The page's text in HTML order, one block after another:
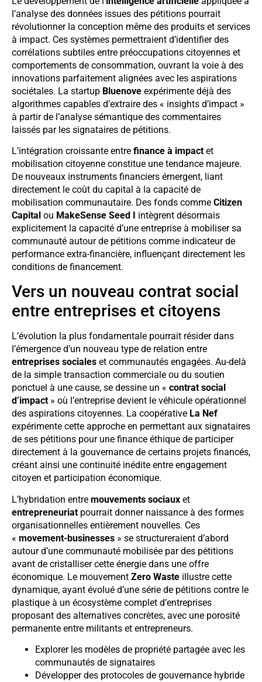
l’analyse des données issues des pétitions pourrait
révolutionner la conception même des produits et services
à impact. Ces systèmes permettraient d’identifier des
corrélations subtiles entre préoccupations citoyennes et
comportements de consommation, ouvrant la voie à des
innovations parfaitement alignées avec les aspirations
sociétales. La startup Bluenove expérimente déjà des
algorithmes capables d’extraire des « insights d’impact »
à partir de l’analyse sémantique des commentaires
laissés par les signataires de pétitions.
L’intégration croissante entre finance à impact et
mobilisation citoyenne constitue une tendance majeure.
De nouveaux instruments financiers émergent, liant
directement le coût du capital à la capacité de
mobilisation communautaire. Des fonds comme Citizen
Capital ou MakeSense Seed I intègrent désormais
explicitement la capacité d’une entreprise à mobiliser sa
communauté autour de pétitions comme indicateur de
performance extra-financière, influençant directement les
conditions de financement.
Vers un nouveau contrat social
entre entreprises et citoyens
L’évolution la plus fondamentale pourrait résider dans
l’émergence d’un nouveau type de relation entre
entreprises sociales et communautés engagées. Au-delà
de la simple transaction commerciale ou du soutien
ponctuel à une cause, se dessine un « contrat social
d’impact » où l’entreprise devient le véhicule opérationnel
des aspirations citoyennes. La coopérative La Nef
expérimente cette approche en permettant aux signataires
de ses pétitions pour une finance éthique de participer
directement à la gouvernance de certains projets financés,
créant ainsi une continuité inédite entre engagement
citoyen et participation économique.
L’hybridation entre mouvements sociaux et
entrepreneuriat pourrait donner naissance à des formes
organisationnelles entièrement nouvelles. Ces
« movement-businesses » se structureraient d’abord
autour d’une communauté mobilisée par des pétitions
avant de cristalliser cette énergie dans une offre
économique. Le mouvement Zero Waste illustre cette
dynamique, ayant évolué d’une série de pétitions contre le
plastique à un écosystème complet d’entreprises
proposant des alternatives concrètes, avec une porosité
permanente entre militants et entrepreneurs.
Explorer les modèles de propriété partagée avec les
communautés de signataires
Développer des protocoles de gouvernance hybride